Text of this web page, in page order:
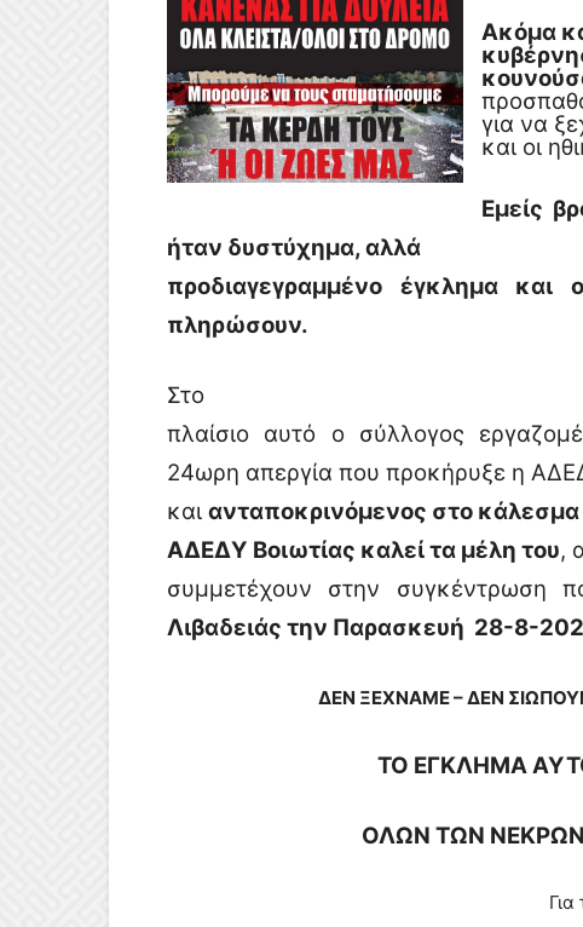
Ακόμα
για να
και οι
Εμείς
ήταν δυστύχημα,αλλά
προδιαγεγραμμένο έγκλημα και
πληρώσουν.
Στο
πλαίσιο αυτό ο σύλλογος
24ωρη απεργία που προκήρυξε η
και ανταποκρινόμενος στο
ΑΔΕΔΥ Βοιωτίας καλεί τα μέλη του,
συμμετέχουν στην συγκέντρωση
Λιβαδειάς την Παρασκευή 28-8-
ΔΕΝ ΞΕΧΝΑΜΕ – ΔΕΝ
ΤΟ ΕΓΚΛΗΜΑ
ΟΛΩΝ ΤΩΝ